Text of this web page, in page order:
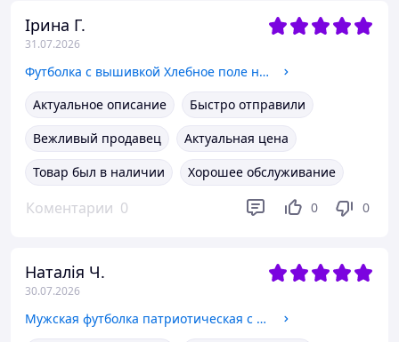
Ірина Г.
31.07.2026
Футболка с вышивкой Хлебное поле на сером, футболка вышивка, футболка вышиванка, футболка с вышиванкой M
Актуальное описание
Быстро отправили
Вежливый продавец
Актуальная цена
Товар был в наличии
Хорошее обслуживание
Коментарии 0 0 0
Наталія Ч.
30.07.2026
Мужская футболка патриотическая с вышивкой Патриот 1 на белом, футболка вышивка, футболка вышиванка L, Трикотаж